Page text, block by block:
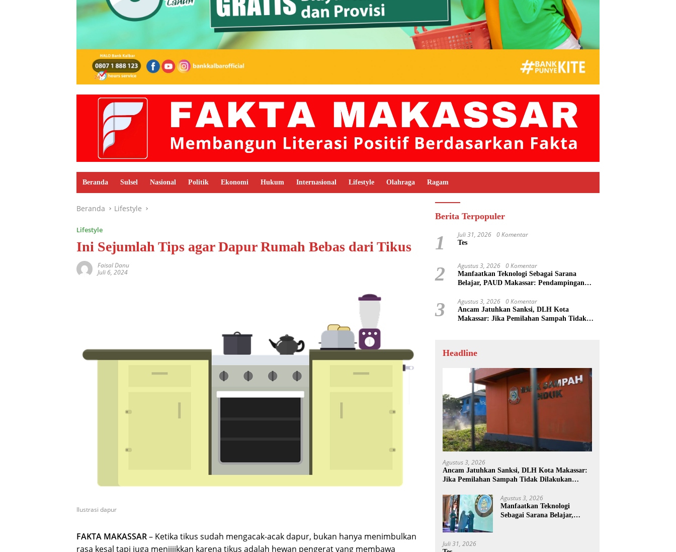
Beranda Sulsel Nasional Politik Ekonomi Hukum Internasional Lifestyle Olahraga Ragam
Beranda Lifestyle
Lifestyle
Ini Sejumlah Tips agar Dapur Rumah Bebas dari Tikus
Faisal Danu
Juli 6, 2024
Ilustrasi dapur
FAKTA MAKASSAR– Ketika tikus sudah mengacak-acak dapur, bukan hanya menimbulkan
rasa kesal tapi juga menjijikkan karena tikus adalah hewan pengerat yang membawa
Berita Terpopuler
1 Juli 31, 2026 0 Komentar
Tes
2 Agustus 3, 2026 0 Komentar
Manfaatkan Teknologi Sebagai Sarana
Belajar, PAUD Makassar: Pendampingan
3 Agustus 3, 2026 0 Komentar
Ancam Jatuhkan Sanksi, DLH Kota
Makassar: Jika Pemilahan Sampah Tidak
Headline
Agustus 3, 2026
Ancam Jatuhkan Sanksi, DLH Kota Makassar:
Jika Pemilahan Sampah Tidak Dilakukan
Agustus 3, 2026
Manfaatkan Teknologi
Sebagai Sarana Belajar,
Juli 31, 2026